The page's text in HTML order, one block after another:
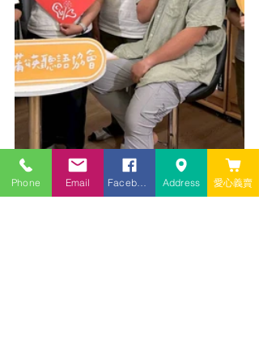
Phone Email Address 愛心義賣